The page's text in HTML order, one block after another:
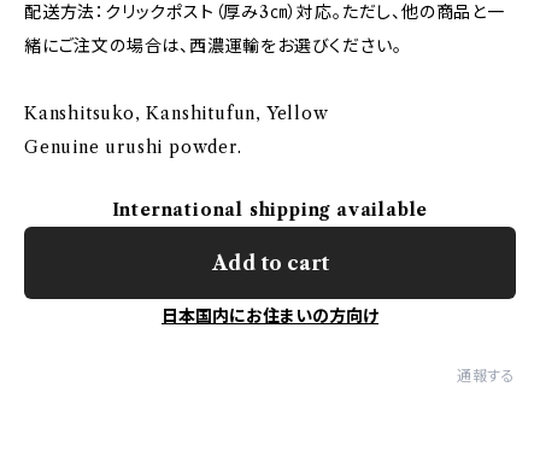
配送方法：クリックポスト（厚み3㎝）対応。ただし、他の商品と一
緒にご注文の場合は、西濃運輸をお選びください。
Kanshitsuko, Kanshitufun, Yellow
Genuine urushi powder.
International shipping available
Add to cart
日本国内にお住まいの方向け
通報する